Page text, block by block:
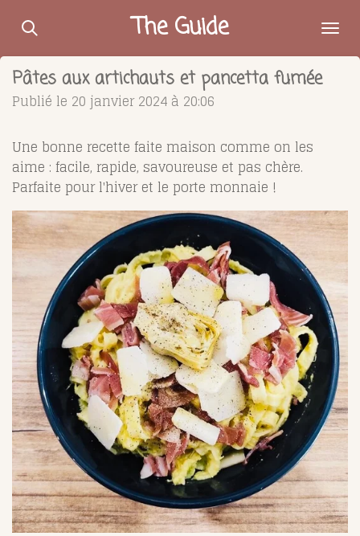
Passer
contenu
principal
The Guide
Pâtes aux artichauts et pancetta fumée
Publié le 20 janvier 2024 à 20:06
Une bonne recette faite maison comme on les
aime : facile, rapide, savoureuse et pas chère.
Parfaite pour l'hiver et le porte monnaie !